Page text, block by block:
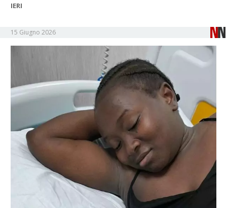
IERI
15 Giugno 2026